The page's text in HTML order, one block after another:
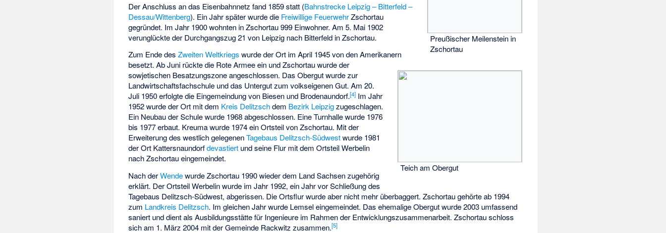
Preußischer Meilenstein in
Zschortau
Teich am Obergut
Der Anschluss an das Eisenbahnnetz fand 1859 statt (Bahnstrecke Leipzig – Bitterfeld –
Dessau/Wittenberg). Ein Jahr später wurde die Freiwillige FeuerwehrZschortau
gegründet. Im Jahr 1900 wohnten in Zschortau 999 Einwohner. Am 5. Mai 1902
verunglückte der Durchgangszug 21 von Leipzig nach Bitterfeld in Zschortau.
Zum Ende desZweiten Weltkriegs wurde der Ort im April 1945 von den Amerikanern
besetzt. Ab Juni rückte die Rote Armee ein und Zschortau wurde der
sowjetischen Besatzungszone angeschlossen. Das Obergut wurde zur
Landwirtschaftsfachschule und das Untergut zum volkseigenen Gut. Am 20.
Juli 1950 erfolgte die Eingemeindung von Biesen und Brodenaundorf.[4] Im Jahr
1952 wurde der Ort mit dem Kreis Delitzschdem Bezirk Leipzigzugeschlagen.
Ein Neubau der Schule wurde 1968 abgeschlossen. Eine Turnhalle wurde 1976
bis 1977 erbaut. Kreuma wurde 1974 ein Ortsteil von Zschortau. Mit der
Erweiterung des westlich gelegenenTagebaus Delitzsch-Südwestwurde 1981
der Ort Kattersnaundorfdevastiert und seine Flur mit dem Ortsteil Werbelin
nach Zschortau eingemeindet.
Nach derWendewurde Zschortau 1990 wieder dem Land Sachsen zugehörig
erklärt. Der Ortsteil Werbelin wurde im Jahr 1992, ein Jahr vor Schließung des
Tagebaus Delitzsch-Südwest, abgerissen. Die Ortsflur wurde aber nicht mehr überbaggert. Zschortau gehörte ab 1994
zum Landkreis Delitzsch. Im gleichen Jahr wurde Lemsel eingemeindet. Das ehemalige Obergut wurde 2003 umfassend
saniert und dient als Ausbildungsstätte für Ingenieure im Rahmen der Entwicklungszusammenarbeit. Zschortau schloss
sich am 1. März 2004 mit der Gemeinde Rackwitz zusammen.[5]